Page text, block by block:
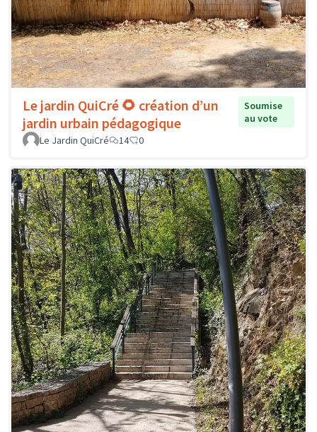
Le jardin QuiCré 🌻 création d’un
jardin urbain pédagogique
Soumise
au vote
Le Jardin QuiCré
14 0